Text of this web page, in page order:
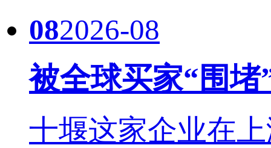
082026-08
被全球买家“围
十堰这家企业在